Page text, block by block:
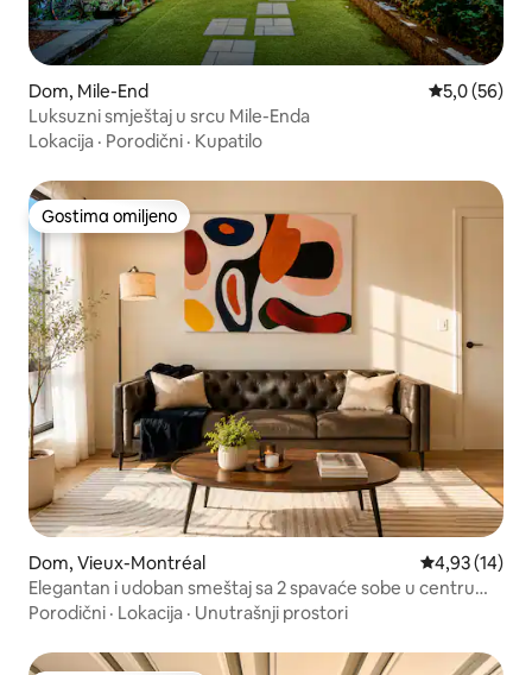
Dom, Mile-End Prosečna
5,0 (56)
Luksuzni smještaj u srcu Mile-Enda
Lokacija · Porodični · Kupatilo
Gostima omiljeno
Gostima omiljeno
Dom, Vieux-Montréal Prosečna
4,93 (14)
Elegantan i udoban smeštaj sa 2 spavaće sobe u centru
grada
Porodični · Lokacija · Unutrašnji prostori